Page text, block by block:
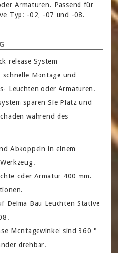
Armaturen. Passend für
Typ: -02, -07 und -08.
release System
Montage und
Leuchten oder Armaturen.
sparen Sie Platz und
während des
Abkoppeln in einem
oder Armatur 400 mm.
Delma Bau Leuchten Stative
Montagewinkel sind 360 °
drehbar.